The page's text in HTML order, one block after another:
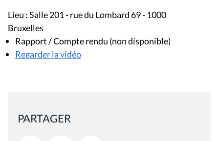
Lieu : Salle 201 - rue du Lombard 69 - 1000
Bruxelles
Rapport / Compte rendu (non disponible)
Regarder la vidéo
PARTAGER